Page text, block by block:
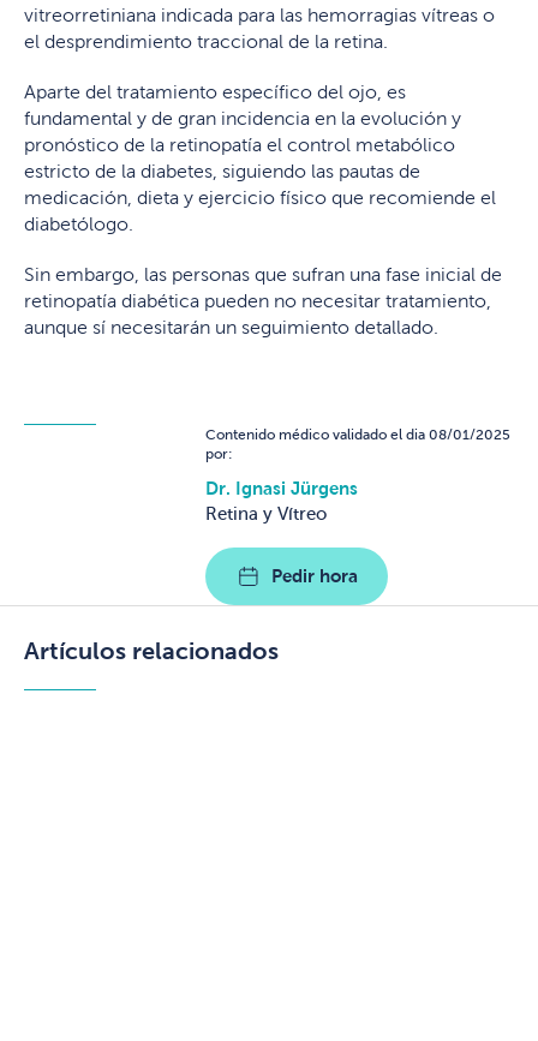
vitreorretiniana indicada para las hemorragias vítreas o
el desprendimiento traccional de la retina.
Aparte del tratamiento específico del ojo, es
fundamental y de gran incidencia en la evolución y
pronóstico de la retinopatía el control metabólico
estricto de la diabetes, siguiendo las pautas de
medicación, dieta y ejercicio físico que recomiende el
diabetólogo.
Sin embargo, las personas que sufran una fase inicial de
retinopatía diabética pueden no necesitar tratamiento,
aunque sí necesitarán un seguimiento detallado.
Contenido médico validado el dia 08/01/2025
por:
Dr. Ignasi Jürgens
Retina y Vítreo
Pedir hora
Artículos relacionados